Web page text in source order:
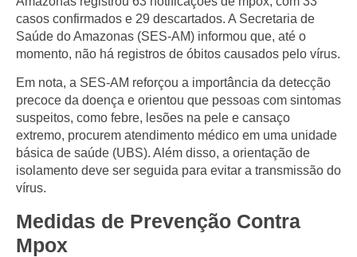
casos confirmados e 29 descartados. A Secretaria de
Saúde do Amazonas (SES-AM) informou que, até o
momento, não há registros de óbitos causados pelo vírus.
Em nota, a SES-AM reforçou a importância da detecção
precoce da doença e orientou que pessoas com sintomas
suspeitos, como febre, lesões na pele e cansaço
extremo, procurem atendimento médico em uma unidade
básica de saúde (UBS). Além disso, a orientação de
isolamento deve ser seguida para evitar a transmissão do
vírus.
Medidas de Prevenção Contra
Mpox